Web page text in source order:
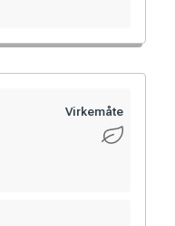
Virkemåte